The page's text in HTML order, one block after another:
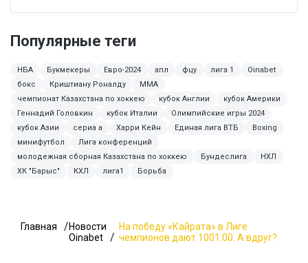
Популярные теги
НБА Букмекеры Евро-2024 апл фцу лига 1
Oinabet
бокс
Криштиану Роналду
ММА
чемпионат Казахстана по хоккею
кубок Англии
кубок Америки
Геннадий Головкин
кубок Италии
Олимпийские игры 2024
кубок Азии
сериа а Харри Кейн Единая лига ВТБ
Boxing
минифутбол
Лига конференций
молодежная сборная Казахстана по хоккею
Бундеслига
НХЛ
ХК "Барыс"
КХЛ лига1 Борьба
Главная
Новости
Oinabet
На победу «Кайрата» в Лиге
чемпионов дают 1001.00. А вдруг?